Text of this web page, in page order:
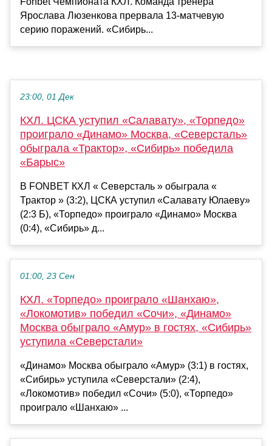
Ярослава Люзенкова прервала 13-матчевую
серию поражений. «Сибирь...
23:00, 01 Дек
КХЛ. ЦСКА уступил «Салавату», «Торпедо»
проиграло «Динамо» Москва, «Северсталь»
обыграла «Трактор», «Сибирь» победила
«Барыс»
В FONBET КХЛ « Северсталь » обыграла «
Трактор » (3:2), ЦСКА уступил «Салавату Юлаеву»
(2:3 Б), «Торпедо» проиграло «Динамо» Москва
(0:4), «Сибирь» д...
01:00, 23 Сен
КХЛ. «Торпедо» проиграло «Шанхаю»,
«Локомотив» победил «Сочи», «Динамо»
Москва обыграло «Амур» в гостях, «Сибирь»
уступила «Северстали»
«Динамо» Москва обыграло «Амур» (3:1) в гостях,
«Сибирь» уступила «Северстали» (2:4),
«Локомотив» победил «Сочи» (5:0), «Торпедо»
проиграло «Шанхаю» ...